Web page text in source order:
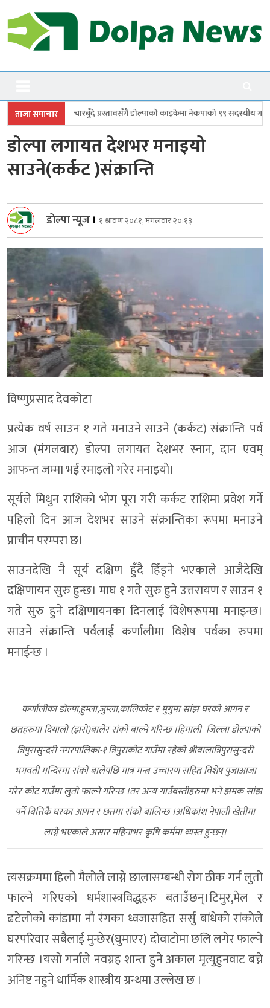
to
content
Dolpanews
ताजा समाचार
प्रस्तावसँगै डाेल्पाकाे काइकेमा नेकपाकाे ९९ सदस्यीय गाउँ समिति गठन
डाेल्पा लगायत देशभर मनाइयो
साउने(कर्कट )संक्रान्ति
डोल्पा न्यूज । १ श्रावण २०८१, मंगलवार २०:१३
विष्णुप्रसाद देवकोटा
प्रत्येक वर्ष साउन १ गते मनाउने साउने (कर्कट) संक्रान्ति पर्व
आज (मंगलबार) डाेल्पा लगायत देशभर स्नान, दान एवम्
आफन्त जम्मा भई रमाइलो गरेर मनाइयाे।
सूर्यले मिथुन राशिको भोग पूरा गरी कर्कट राशिमा प्रवेश गर्ने
पहिलो दिन आज देशभर साउने संक्रान्तिका रूपमा मनाउने
प्राचीन परम्परा छ।
साउनदेखि नै सूर्य दक्षिण हुँदै हिँड्ने भएकाले आजैदेखि
दक्षिणायन सुरु हुन्छ। माघ १ गते सुरु हुने उत्तरायण र साउन १
गते सुरु हुने दक्षिणायनका दिनलाई विशेषरूपमा मनाइन्छ।
साउने संक्रान्ति पर्वलाई कर्णालीमा विशेष पर्वका रुपमा
मनाईन्छ ।
कर्णालीका डाेल्पा,हुम्ला,जुम्ला,कालिकाेट र मुगुमा सांझ घरकाे आगन र
छतहरुमा दियालो (झराे)बालेर रांकाे बाल्ने गरिन्छ ।हिमाली जिल्ला डाेल्पाकाे
त्रिपुरासुन्दरी नगरपालिका-१ त्रिपुराकाेट गाउँमा रहेकाे श्रीवालात्रिपुरासुन्दरी
भगवती मन्दिरमा रांकाे बालेपछि मात्र मन्त्र उच्चारण सहित विशेष पुजाआजा
गरेर काेट गाउँमा लुताे फाल्ने गरिन्छ ।तर अन्य गाउँबस्तीहरुमा भने झमक सांझ
पर्ने बित्तिकै घरका आगन र छतमा रांकाे बालिन्छ ।अधिकांश नेपाली खेतीमा
लाग्ने भएकाले असार महिनाभर कृषि कर्ममा व्यस्त हुन्छन्।
त्यसक्रममा हिलो मैलोले लाग्ने छालासम्बन्धी रोग ठीक गर्न लुतो
फाल्ने गरिएको धर्मशास्त्रविद्धहरु बताउँछन्।टिमुर,मेल र
ढटेलाेकाे कांडामा नाै रंगका ध्वजासहित सर्सु बांधेकाे रांकाेले
घरपरिवार सबैलाई मुन्छेर(घुमाएर) दाेवाटाेमा छलि लगेर फाल्ने
गरिन्छ ।यसाे गर्नाले नवग्रह शान्त हुने अकाल मृत्युहुनवाट बच्ने
अनिष्ट नहुने धार्मिक शास्त्रीय ग्रन्थमा उल्लेख छ ।